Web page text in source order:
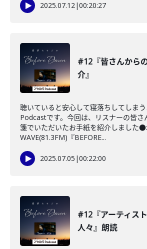
2025.07.12|00:20:27
#12『皆さんから
介』
聴いていると安心して寝落ちしてしま
Podcastです。今回は、リスナーの皆さ
箋でいただいたお手紙を紹介しました
WAVE(81.3FM)『BEFORE...
2025.07.05 |00:22:00
#12『アーティス
人々』朗読